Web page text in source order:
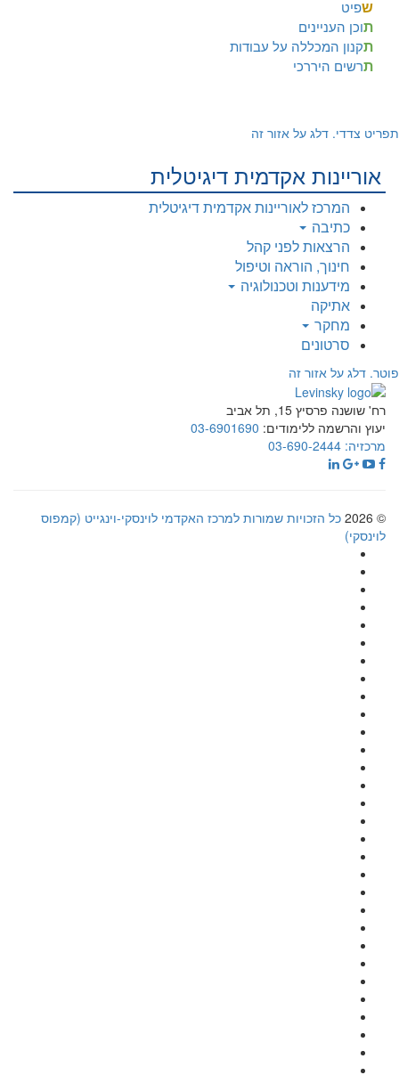
שפיט
תוכן העניינים
תקנון המכללה על עבודות
תרשים היררכי
תפריט צדדי. דלג על אזור זה
אוריינות אקדמית דיגיטלית
המרכז לאוריינות אקדמית דיגיטלית
כתיבה
הרצאות לפני קהל
חינוך, הוראה וטיפול
מידענות וטכנולוגיה
אתיקה
מחקר
סרטונים
פוטר. דלג על אזור זה
רח' שושנה פרסיץ 15, תל אביב
יעוץ והרשמה ללימודים: 03-6901690
מרכזיה: 03-690-2444
© 2026
כל הזכויות שמורות למרכז האקדמי לוינסקי-וינגייט (קמפוס
לוינסקי)